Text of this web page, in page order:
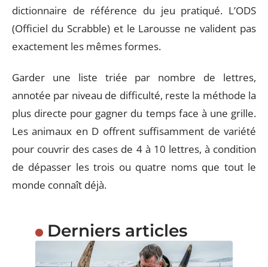
dictionnaire de référence du jeu pratiqué. L’ODS
(Officiel du Scrabble) et le Larousse ne valident pas
exactement les mêmes formes.
Garder une liste triée par nombre de lettres,
annotée par niveau de difficulté, reste la méthode la
plus directe pour gagner du temps face à une grille.
Les animaux en D offrent suffisamment de variété
pour couvrir des cases de 4 à 10 lettres, à condition
de dépasser les trois ou quatre noms que tout le
monde connaît déjà.
Derniers articles